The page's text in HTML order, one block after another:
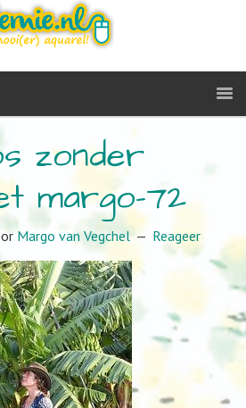
zonder
margo-72
Margo van Vegchel Reageer